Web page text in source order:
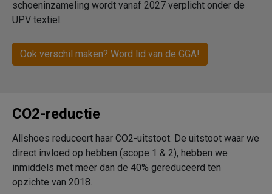
schoeninzameling wordt vanaf 2027 verplicht onder de
UPV textiel.
Ook verschil maken? Word lid van de GGA!
CO2-reductie
Allshoes reduceert haar CO2-uitstoot. De uitstoot waar we
direct invloed op hebben (scope 1 & 2), hebben we
inmiddels met meer dan de 40% gereduceerd ten
opzichte van 2018.